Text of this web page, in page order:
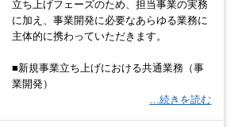
立ち上げフェーズのため、担当事業の実務
に加え、事業開発に必要なあらゆる業務に
主体的に携わっていただきます。
■新規事業立ち上げにおける共通業務（事
業開発）
…続きを読む